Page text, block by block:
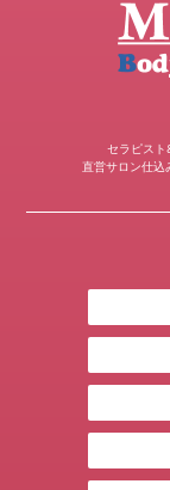
セラピスト
直営サロン仕込